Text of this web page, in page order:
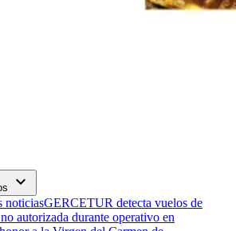
expand_more
noticiasGERCETUR detecta vuelos de
autorizada durante operativo en